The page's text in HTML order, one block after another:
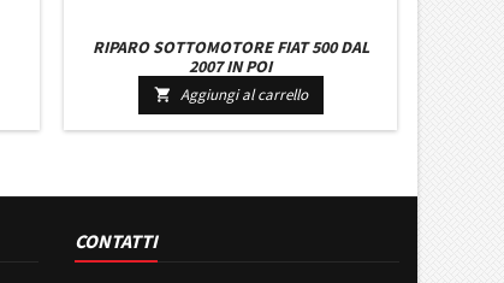
RIPARO SOTTOMOTORE FIAT 500 DAL
2007 IN POI
 Aggiungi al carrello
CONTATTI